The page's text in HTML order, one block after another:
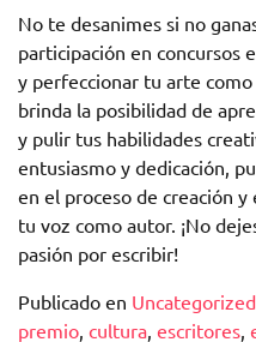
No te desanimes si no
participación en concursos
y perfeccionar tu arte
brinda la posibilidad de
y pulir tus habilidades
entusiasmo y dedicación,
en el proceso de creación
tu voz como autor. ¡No
pasión por escribir!
Publicado en Uncategorized
premio, cultura, escritores,